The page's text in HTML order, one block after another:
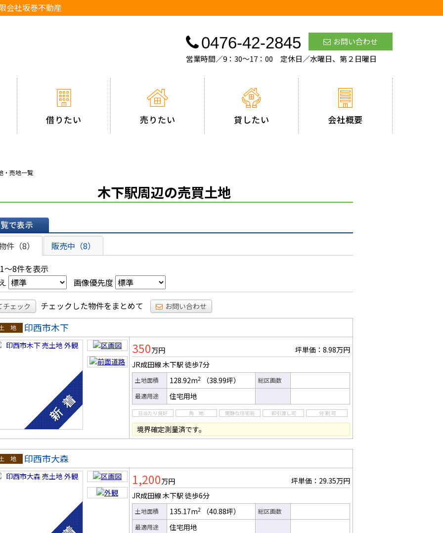
会社坂巻不動産
0476-42-2845
お問い合わせ
営業時間／9：30～17：00 定休日／水曜日、第２日曜日
借りたい 売りたい 貸したい 会社概要
・売地一覧
木下駅周辺の売買土地
示
件（8）
販売中（8）
～8件を表示
画像優先度
チェック チェックした物件をまとめて お問い合わせ
地
印西市木下
350万円
坪単価：8.98万円
JR成田線 木下駅 徒歩7分
土地面積 128.92m2 （38.99坪）
総区画数
最適用途
住宅用地
境界確定測量済です。
地
印西市大森
1,200万円
坪単価：29.35万円
JR成田線 木下駅 徒歩6分
土地面積 135.17m2 （40.88坪）
総区画数
最適用途
住宅用地